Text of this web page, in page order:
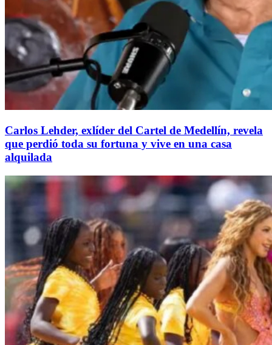
Carlos Lehder, exlíder del Cartel de Medellín, revela
que perdió toda su fortuna y vive en una casa
alquilada